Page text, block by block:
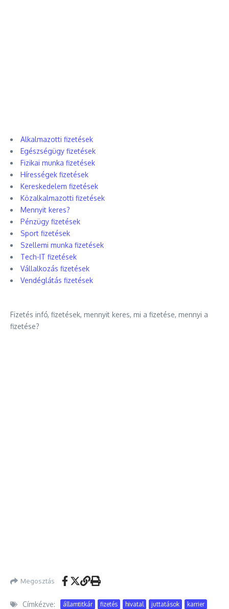
Alkalmazotti fizetések
Egészségügy fizetések
Fizikai munka fizetések
Hírességek fizetések
Kereskedelem fizetések
Közalkalmazotti fizetések
Mennyit keres?
Pénzügy fizetések
Sport fizetések
Szellemi munka fizetések
Tech-IT fizetések
Vállalkozás fizetések
Vendéglátás fizetések
Fizetés infó, fizetések, mennyit keres, mi a fizetése, mennyi a
fizetése?
Megosztás
Címkézve: államtitkár fizetés hivatal juttatások
karrier